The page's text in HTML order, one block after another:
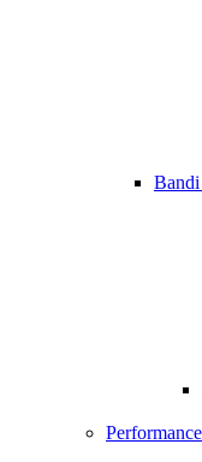
Performance